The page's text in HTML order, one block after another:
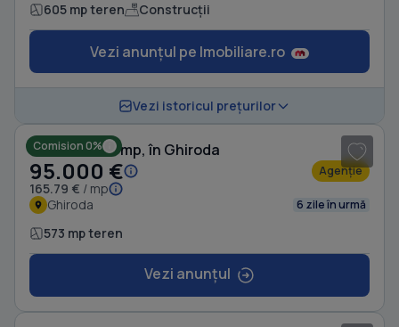
605 mp teren Construcții
Vezi anunțul pe Imobiliare.ro
Vezi istoricul prețurilor
Comision 0%
Teren de 573 mp, în Ghiroda
95.000 €
165.79 € / mp
Agenție
Ghiroda 6 zile în urmă
573 mp teren
Vezi anunțul